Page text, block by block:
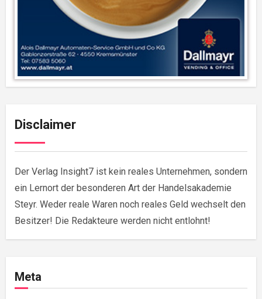
Disclaimer
Der Verlag Insight7 ist kein reales Unternehmen, sondern
ein Lernort der besonderen Art der Handelsakademie
Steyr. Weder reale Waren noch reales Geld wechselt den
Besitzer! Die Redakteure werden nicht entlohnt!
Meta